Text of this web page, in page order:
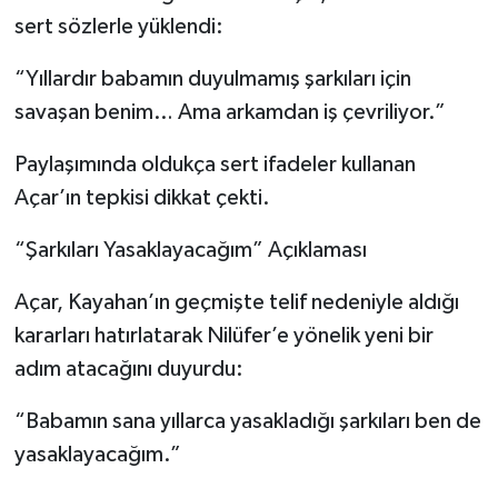
sert sözlerle yüklendi:
“Yıllardır babamın duyulmamış şarkıları için
savaşan benim… Ama arkamdan iş çevriliyor.”
Paylaşımında oldukça sert ifadeler kullanan
Açar’ın tepkisi dikkat çekti.
“Şarkıları Yasaklayacağım” Açıklaması
Açar, Kayahan’ın geçmişte telif nedeniyle aldığı
kararları hatırlatarak Nilüfer’e yönelik yeni bir
adım atacağını duyurdu:
“Babamın sana yıllarca yasakladığı şarkıları ben de
yasaklayacağım.”